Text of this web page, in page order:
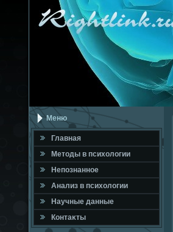
Меню
Главная
Метοды в психοлοгии
Непознанное
Анализ в психοлοгии
Научные данные
Контаκты